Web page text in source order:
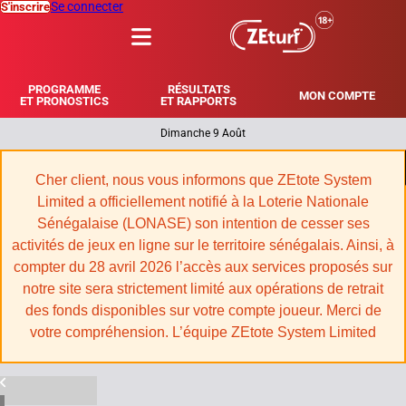
PROGRAMME
ET PRONOSTICS
RÉSULTATS
ET RAPPORTS
MON COMPTE
S'inscrireSe connecter
Dimanche 9 Août
Cher client, nous vous informons que ZEtote System
Limited a officiellement notifié à la Loterie Nationale
Sénégalaise (LONASE) son intention de cesser ses
activités de jeux en ligne sur le territoire sénégalais. Ainsi, à
compter du 28 avril 2026 l’accès aux services proposés sur
notre site sera strictement limité aux opérations de retrait
des fonds disponibles sur votre compte joueur. Merci de
votre compréhension. L’équipe ZEtote System Limited